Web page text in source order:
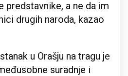
predstavnike, a ne da im
drugih naroda, kazao
u Orašju na tragu je
suradnje i